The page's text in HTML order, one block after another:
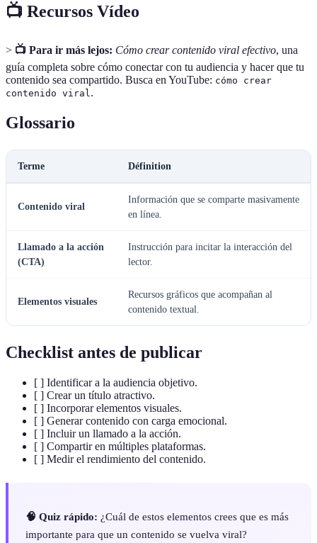
📺 Recursos Vídeo
> 📺 Para ir más lejos: Cómo crear contenido viral efectivo, una
guía completa sobre cómo conectar con tu audiencia y hacer que tu
contenido sea compartido. Busca en YouTube: cómo crear
contenido viral .
Glossario
Terme Définition
Contenido viral
Información que se comparte masivamente
en línea.
Llamado a la acción
(CTA)
Instrucción para incitar la interacción del
lector.
Elementos visuales
Recursos gráficos que acompañan al
contenido textual.
Checklist antes de publicar
[ ] Identificar a la audiencia objetivo.
[ ] Crear un título atractivo.
[ ] Incorporar elementos visuales.
[ ] Generar contenido con carga emocional.
[ ] Incluir un llamado a la acción.
[ ] Compartir en múltiples plataformas.
[ ] Medir el rendimiento del contenido.
🧠 Quiz rápido: ¿Cuál de estos elementos crees que es más
importante para que un contenido se vuelva viral?